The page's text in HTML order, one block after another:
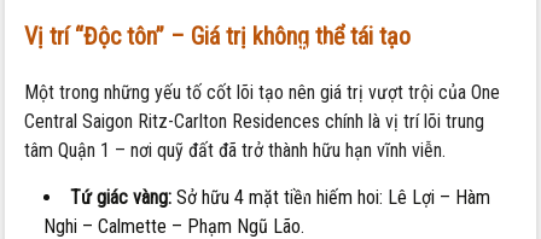
hàng
tại
lõi
Quận
1
Vị trí “Độc tôn” – Giá trị không thể tái tạo
Một trong những yếu tố cốt lõi tạo nên giá trị vượt trội của One
Central Saigon Ritz-Carlton Residences chính là vị trí lõi trung
tâm Quận 1 – nơi quỹ đất đã trở thành hữu hạn vĩnh viễn.
Tứ giác vàng: Sở hữu 4 mặt tiền hiếm hoi: Lê Lợi – Hàm
Nghi – Calmette – Phạm Ngũ Lão.